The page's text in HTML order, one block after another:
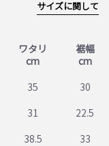
ワタリ
cm
裾幅
cm
35 30
31 22.5
38.5 33
サイズに関して